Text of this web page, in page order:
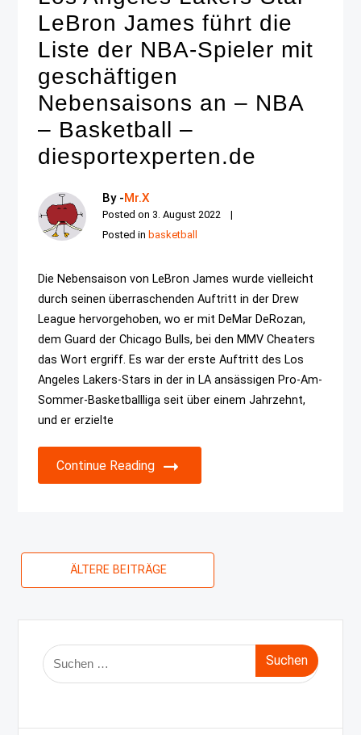
LeBron James führt die
Liste der NBA-Spieler mit
geschäftigen
Nebensaisons an – NBA
– Basketball –
diesportexperten.de
By -Mr.X
Posted on 3. August 2022
Posted in basketball
Die Nebensaison von LeBron James wurde vielleicht
durch seinen überraschenden Auftritt in der Drew
League hervorgehoben, wo er mit DeMar DeRozan,
dem Guard der Chicago Bulls, bei den MMV Cheaters
das Wort ergriff. Es war der erste Auftritt des Los
Angeles Lakers-Stars in der in LA ansässigen Pro-Am-
Sommer-Basketballliga seit über einem Jahrzehnt,
und er erzielte
Continue Reading
Beitragsnavigation
ÄLTERE BEITRÄGE
Suche
nach: